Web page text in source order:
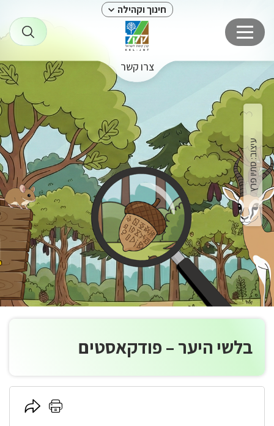
חינוך וקהילה
צרו קשר
בלשי היער – פודקאסטים
עיצוב: סתיו פרץ
לחץ
לחץ